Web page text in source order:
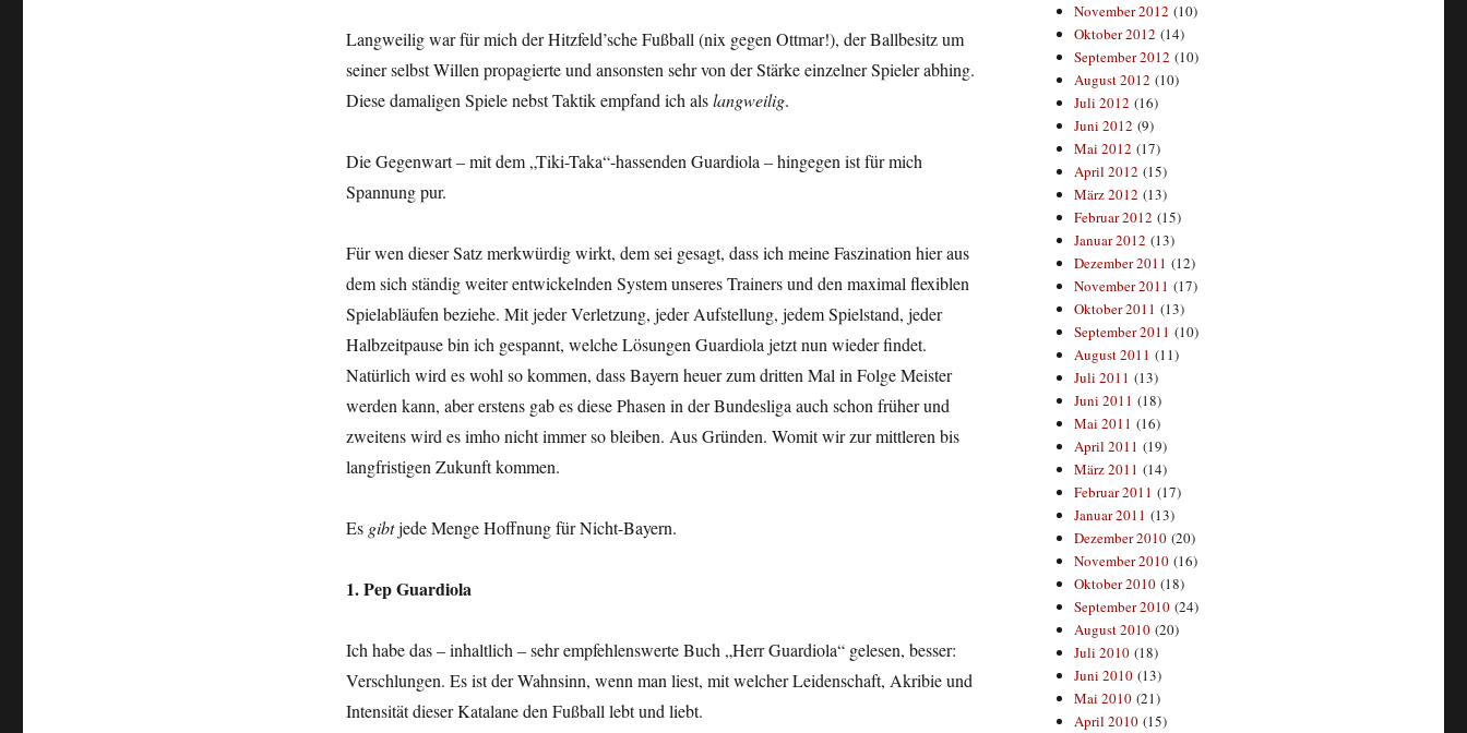
Langweilig war für mich der Hitzfeld’sche Fußball (nix gegen Ottmar!), der Ballbesitz um
seiner selbst Willen propagierte und ansonsten sehr von der Stärke einzelner Spieler abhing.
Diese damaligen Spiele nebst Taktik empfand ich alslangweilig.
Die Gegenwart – mit dem „Tiki-Taka“-hassenden Guardiola – hingegen ist für mich
Spannung pur.
Für wen dieser Satz merkwürdig wirkt, dem sei gesagt, dass ich meine Faszination hier aus
dem sich ständig weiter entwickelnden System unseres Trainers und den maximal flexiblen
Spielabläufen beziehe. Mit jeder Verletzung, jeder Aufstellung, jedem Spielstand, jeder
Halbzeitpause bin ich gespannt, welche Lösungen Guardiola jetzt nun wieder findet.
Natürlich wird es wohl so kommen, dass Bayern heuer zum dritten Mal in Folge Meister
werden kann, aber erstens gab es diese Phasen in der Bundesliga auch schon früher und
zweitens wird es imho nicht immer so bleiben. Aus Gründen. Womit wir zur mittleren bis
langfristigen Zukunft kommen.
Es gibtjede Menge Hoffnung für Nicht-Bayern.
1. Pep Guardiola
Ich habe das – inhaltlich – sehr empfehlenswerte Buch „Herr Guardiola“ gelesen, besser:
Verschlungen. Es ist der Wahnsinn, wenn man liest, mit welcher Leidenschaft, Akribie und
Intensität dieser Katalane den Fußball lebt und liebt.
November 2012 (10)
Oktober 2012 (14)
September 2012 (10)
August 2012 (10)
Juli 2012 (16)
Juni 2012 (9)
Mai 2012 (17)
April 2012 (15)
März 2012 (13)
Februar 2012 (15)
Januar 2012 (13)
Dezember 2011 (12)
November 2011 (17)
Oktober 2011 (13)
September 2011 (10)
August 2011 (11)
Juli 2011 (13)
Juni 2011 (18)
Mai 2011 (16)
April 2011 (19)
März 2011 (14)
Februar 2011 (17)
Januar 2011 (13)
Dezember 2010 (20)
November 2010 (16)
Oktober 2010 (18)
September 2010 (24)
August 2010 (20)
Juli 2010 (18)
Juni 2010 (13)
Mai 2010 (21)
April 2010 (15)